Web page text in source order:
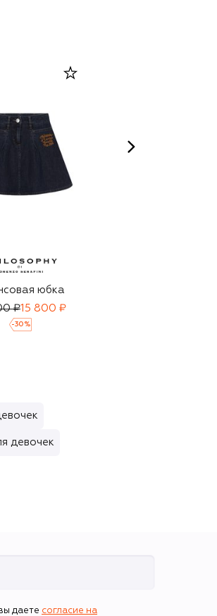
юбка
₽15 800 ₽
-30 %
девочек
даете согласие на